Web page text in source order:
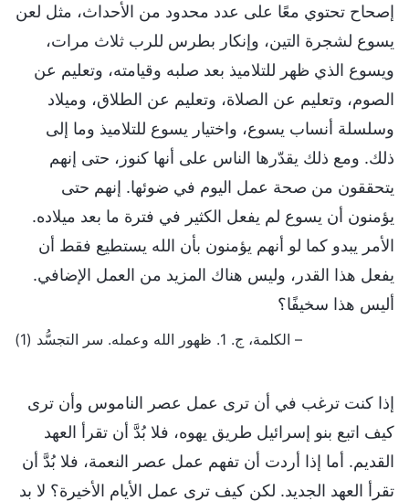
إصحاح تحتوي معًا على عدد محدود من الأحداث، مثل لعن
يسوع لشجرة التين، وإنكار بطرس للرب ثلاث مرات،
ويسوع الذي ظهر للتلاميذ بعد صلبه وقيامته، وتعليم عن
الصوم، وتعليم عن الصلاة، وتعليم عن الطلاق، وميلاد
وسلسلة أنساب يسوع، واختيار يسوع للتلاميذ وما إلى
ذلك. ومع ذلك يقدّرها الناس على أنها كنوز، حتى إنهم
يتحققون من صحة عمل اليوم في ضوئها. إنهم حتى
يؤمنون أن يسوع لم يفعل الكثير في فترة ما بعد ميلاده.
الأمر يبدو كما لو أنهم يؤمنون بأن الله يستطيع فقط أن
يفعل هذا القدر، وليس هناك المزيد من العمل الإضافي.
أليس هذا سخيفًا؟
– الكلمة، ج. 1. ظهور الله وعمله. سر التجسُّد (1)
إذا كنت ترغب في أن ترى عمل عصر الناموس وأن ترى
كيف اتبع بنو إسرائيل طريق يهوه، فلا بُدَّ أن تقرأ العهد
القديم. أما إذا أردت أن تفهم عمل عصر النعمة، فلا بُدَّ أن
تقرأ العهد الجديد. لكن كيف ترى عمل الأيام الأخيرة؟ لا بد